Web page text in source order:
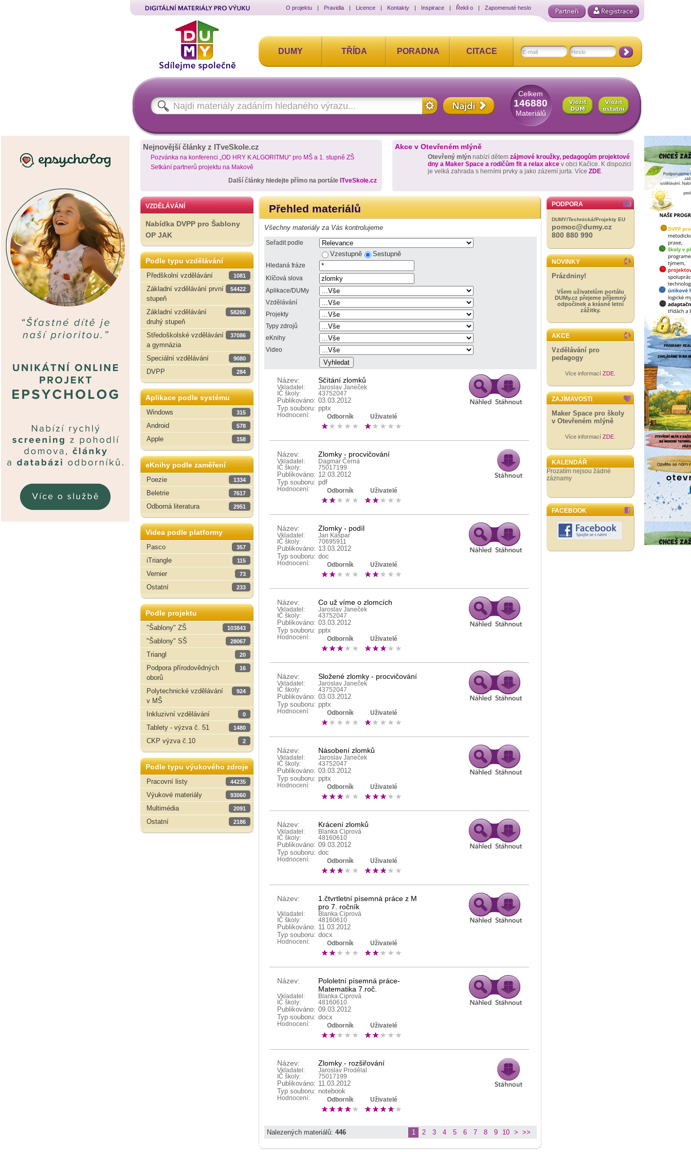
O projektu | Pravidla | Licence | Kontakty | Inspirace | Řekli o | Zapomenuté heslo
DUMY TŘÍDA PORADNA CITACE
Celkem
146880
Materiálů
Nejnovější články z ITveSkole.cz
Pozvánka na konferenci „OD HRY K ALGORITMU“ pro MŠ a 1. stupně ZŠ
Setkání partnerů projektu na Makově
Další články hledejte přímo na portále ITveSkole.cz
Akce v Otevřeném mlýně
Otevřený mlýn nabízí dětem zájmové kroužky, pedagogům projektové
dny a Maker Space a rodičům fit a relax akce v obci Kačice. K dispozici
je velká zahrada s herními prvky a jako zázemí jurta. Více ZDE.
VZDĚLÁVÁNÍ
Nabídka DVPP pro Šablony
OP JAK
Podle typu vzdělávání
Předškolní vzdělávání
1081
Základní vzdělávání první
stupeň
54422
Základní vzdělávání
druhý stupeň
58260
Středoškolské vzdělávání
a gymnázia
37086
Speciální vzdělávání 9080
DVPP 284
Aplikace podle systému
Windows
315
Android 578
Apple 158
eKnihy podle zaměření
Poezie
1334
Beletrie 7617
Odborná literatura 2951
Videa podle platformy
Pasco
357
iTriangle 115
Vernier 73
Ostatní 233
Podle projektu
"Šablony" ZŠ
103843
"Šablony" SŠ 28067
Triangl 20
Podpora přírodovědných
oborů
16
Polytechnické vzdělávání
v MŠ
924
Inkluzivní vzdělávání 0
Tablety - výzva č. 51 1480
CKP výzva č.10 2
Podle typu výukového zdroje
Pracovní listy
44235
Výukové materiály 93060
Multimédia 2091
Ostatní 2186
Přehled materiálů
Všechny materiály za Vás kontrolujeme
Seřadit podle
Vzestupně Sestupně
Hledaná fráze
Klíčová slova
Aplikace/DUMy
Vzdělávání
Projekty
Typy zdrojů
eKnihy
Video
Název: Sčítání zlomků
Vkladatel:
Jaroslav Janeček
IČ školy:
43752047
Publikováno: 03.03.2012
Typ souboru: pptx
Hodnocení: Odborník Uživatelé
Název: Zlomky - procvičování
Vkladatel:
Dagmar Černá
IČ školy:
75017199
Publikováno: 12.03.2012
Typ souboru: pdf
Hodnocení: Odborník Uživatelé
Název: Zlomky - podíl
Vkladatel:
Jan Kašpar
IČ školy:
70695911
Publikováno: 13.03.2012
Typ souboru: doc
Hodnocení: Odborník Uživatelé
Název: Co už víme o zlomcích
Vkladatel:
Jaroslav Janeček
IČ školy:
43752047
Publikováno: 03.03.2012
Typ souboru: pptx
Hodnocení: Odborník Uživatelé
Název: Složené zlomky - procvičování
Vkladatel:
Jaroslav Janeček
IČ školy:
43752047
Publikováno: 03.03.2012
Typ souboru: pptx
Hodnocení: Odborník Uživatelé
Název: Násobení zlomků
Vkladatel:
Jaroslav Janeček
IČ školy:
43752047
Publikováno: 03.03.2012
Typ souboru: pptx
Hodnocení: Odborník Uživatelé
Název: Krácení zlomků
Vkladatel:
Blanka Ciprová
IČ školy:
48160610
Publikováno: 09.03.2012
Typ souboru: doc
Hodnocení: Odborník Uživatelé
Název:
1.čtvrtletní písemná práce z M
pro 7. ročník
Vkladatel:
Blanka Ciprová
IČ školy:
48160610
Publikováno: 11.03.2012
Typ souboru: docx
Hodnocení: Odborník Uživatelé
Název:
Pololetní písemná práce-
Matematika 7.roč.
Vkladatel:
Blanka Ciprová
IČ školy:
48160610
Publikováno: 09.03.2012
Typ souboru: docx
Hodnocení: Odborník Uživatelé
Název: Zlomky - rozšiřování
Vkladatel:
Jaroslav Prodělal
IČ školy:
75017199
Publikováno: 11.03.2012
Typ souboru: notebook
Hodnocení: Odborník Uživatelé
Nalezených materiálů: 446 1 2 3 4 5 6 7 8 9 10 > >>
PODPORA
DUMY/Technická/Projekty EU
pomoc@dumy.cz
800 880 990
NOVINKY
Prázdniny!
Všem uživatelům portálu
DUMy.cz přejeme příjemný
odpočinek a krásné letní
zážitky.
AKCE
Vzdělávání pro
pedagogy
Více informací ZDE
ZAJÍMAVOSTI
Maker Space pro školy
v Otevřeném mlýně
Více informací ZDE
KALENDÁŘ
Prozatím nejsou žádné
záznamy
FACEBOOK